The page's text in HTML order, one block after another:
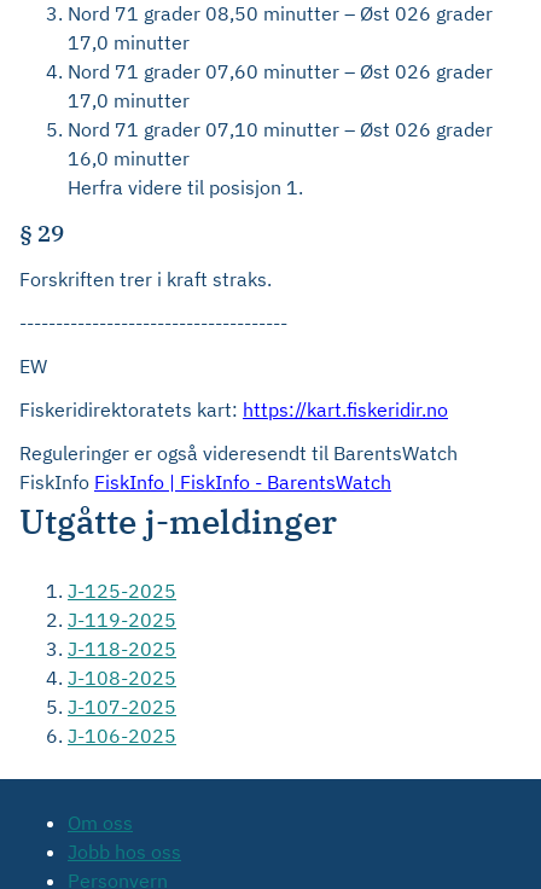
Nord 71 grader 08,50 minutter – Øst 026 grader
17,0 minutter
Nord 71 grader 07,60 minutter – Øst 026 grader
17,0 minutter
Nord 71 grader 07,10 minutter – Øst 026 grader
16,0 minutter
Herfra videre til posisjon 1.
§ 29
Forskriften trer i kraft straks.
-------------------------------------
EW
Fiskeridirektoratets kart: https://kart.fiskeridir.no
Reguleringer er også videresendt til BarentsWatch
FiskInfo FiskInfo | FiskInfo - BarentsWatch
Utgåtte j-meldinger
J-125-2025
J-119-2025
J-118-2025
J-108-2025
J-107-2025
J-106-2025
Om oss
Jobb hos oss
Personvern